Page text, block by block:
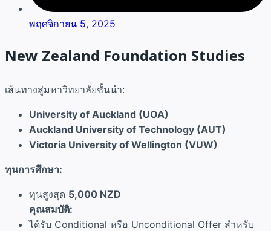
พฤศจิกายน 5, 2025
New Zealand Foundation Studies
เส้นทางสู่มหาวิทยาลัยชั้นนำ:
University of Auckland (UOA)
Auckland University of Technology (AUT)
Victoria University of Wellington (VUW)
ทุนการศึกษา:
ทุนสูงสุด 5,000 NZD
คุณสมบัติ:
ได้รับ Conditional หรือ Unconditional Offer สำหรับ